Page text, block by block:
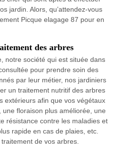
jardin. Alors, qu’attendez-vous
Picque elagage 87 pour en
des arbres
notre société qui est située dans
pour prendre soin des
par leur métier, nos jardiniers
un traitement nutritif des arbres
extérieurs afin que vos végétaux
floraison plus améliorée, une
résistance contre les maladies et
rapide en cas de plaies, etc.
de vos arbres.